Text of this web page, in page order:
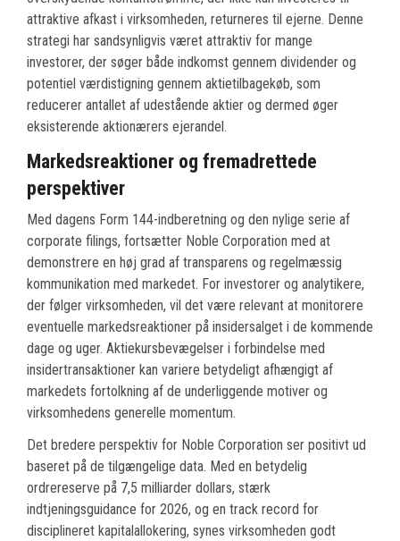
attraktive afkast i virksomheden, returneres til ejerne. Denne
strategi har sandsynligvis været attraktiv for mange
investorer, der søger både indkomst gennem dividender og
potentiel værdistigning gennem aktietilbagekøb, som
reducerer antallet af udestående aktier og dermed øger
eksisterende aktionærers ejerandel.
Markedsreaktioner og fremadrettede
perspektiver
Med dagens Form 144-indberetning og den nylige serie af
corporate filings, fortsætter Noble Corporation med at
demonstrere en høj grad af transparens og regelmæssig
kommunikation med markedet. For investorer og analytikere,
der følger virksomheden, vil det være relevant at monitorere
eventuelle markedsreaktioner på insidersalget i de kommende
dage og uger. Aktiekursbevægelser i forbindelse med
insidertransaktioner kan variere betydeligt afhængigt af
markedets fortolkning af de underliggende motiver og
virksomhedens generelle momentum.
Det bredere perspektiv for Noble Corporation ser positivt ud
baseret på de tilgængelige data. Med en betydelig
ordrereserve på 7,5 milliarder dollars, stærk
indtjeningsguidance for 2026, og en track record for
disciplineret kapitalallokering, synes virksomheden godt